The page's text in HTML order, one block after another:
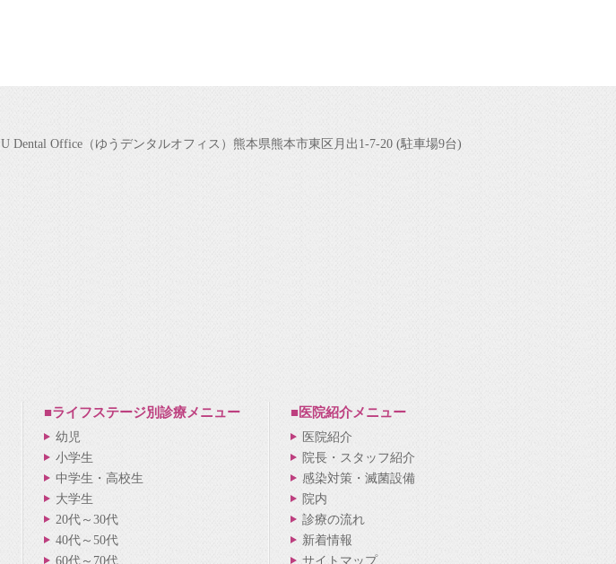
U Dental Office（ゆうデンタルオフィス） 熊本県熊本市東区月出1-7-20 (駐車場9台)
■ライフステージ別診療メニュー
幼児
小学生
中学生・高校生
大学生
20代～30代
40代～50代
60代～70代
■医院紹介メニュー
医院紹介
院長・スタッフ紹介
感染対策・滅菌設備
院内
診療の流れ
新着情報
サイトマップ